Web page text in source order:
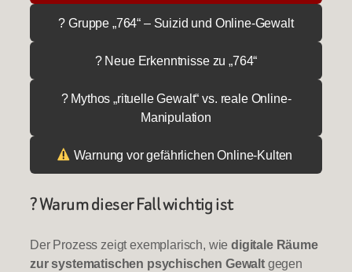
? Gruppe „764“ – Suizid und Online-Gewalt
? Neue Erkenntnisse zu „764“
? Mythos „rituelle Gewalt“ vs. reale Online-
Manipulation
Warnung vor gefährlichen Online-Kulten
? Warum dieser Fall wichtig ist
Der Prozess zeigt exemplarisch, wiedigitale Räume
zur systematischen psychischen Gewaltgegen